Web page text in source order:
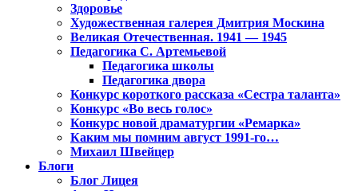
Здоровье
Художественная галерея Дмитрия Москина
Великая Отечественная. 1941 — 1945
Педагогика С. Артемьевой
Педагогика школы
Педагогика двора
Конкурс короткого рассказа «Сестра таланта»
Конкурс «Во весь голос»
Конкурс новой драматургии «Ремарка»
Каким мы помним август 1991-го…
Михаил Швейцер
Блоги
Блог Лицея